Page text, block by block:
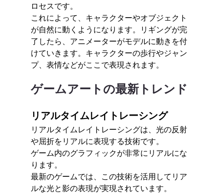
ロセスです。
これによって、キャラクターやオブジェクト
が自然に動くようになります。リギングが完
了したら、アニメーターがモデルに動きを付
けていきます。キャラクターの歩行やジャン
プ、表情などがここで表現されます。
ゲームアートの最新トレンド
リアルタイムレイトレーシング
リアルタイムレイトレーシングは、光の反射
や屈折をリアルに表現する技術です。
ゲーム内のグラフィックが非常にリアルにな
ります。
最新のゲームでは、この技術を活用してリア
ルな光と影の表現が実現されています。